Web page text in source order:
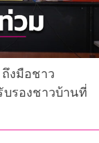
งมือชาว
รองชาวบ้านที่